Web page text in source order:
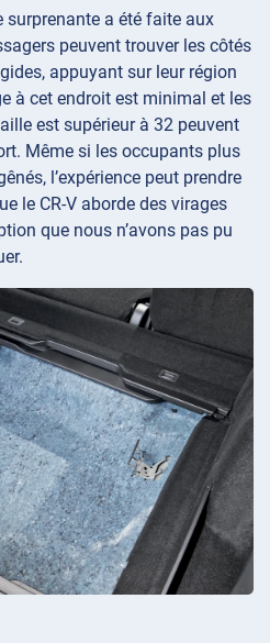
surprenante a été faite aux
peuvent trouver les côtés
appuyant sur leur région
à cet endroit est minimal et les
est supérieur à 32 peuvent
Même si les occupants plus
l’expérience peut prendre
le CR-V aborde des virages
que nous n’avons pas pu